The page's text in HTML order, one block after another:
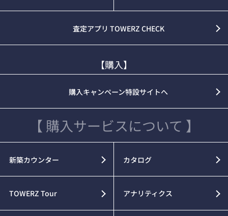
査定アプリ TOWERZ CHECK
【購入】
購入キャンペーン特設サイトへ
【 購入サービスについて 】
新築カウンター カタログ
TOWERZ Tour アナリティクス